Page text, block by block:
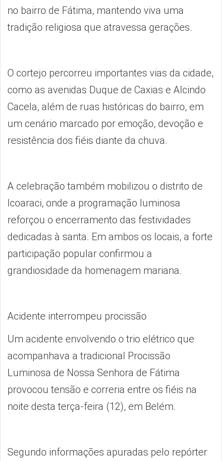
no bairro de Fátima, mantendo viva uma
tradição religiosa que atravessa gerações.
O cortejo percorreu importantes vias da cidade,
como as avenidas Duque de Caxias e Alcindo
Cacela, além de ruas históricas do bairro, em
um cenário marcado por emoção, devoção e
resistência dos fiéis diante da chuva.
A celebração também mobilizou o distrito de
Icoaraci, onde a programação luminosa
reforçou o encerramento das festividades
dedicadas à santa. Em ambos os locais, a forte
participação popular confirmou a
grandiosidade da homenagem mariana.
Acidente interrompeu procissão
Um acidente envolvendo o trio elétrico que
acompanhava a tradicional Procissão
Luminosa de Nossa Senhora de Fátima
provocou tensão e correria entre os fiéis na
noite desta terça-feira (12), em Belém.
Segundo informações apuradas pelo repórter